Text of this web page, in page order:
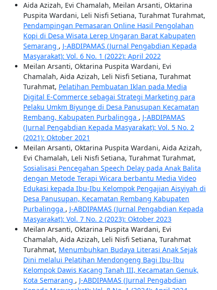
Aida Azizah, Evi Chamalah, Meilan Arsanti, Oktarina
Puspita Wardani, Leli Nisfi Setiana, Turahmat Turahmat,
Pendampingan Pemasaran Online Hasil Pengolahan
Kopi di Desa Wisata Lerep Ungaran Barat Kabupaten
Semarang , J-ABDIPAMAS (Jurnal Pengabdian Kepada
Masyarakat): Vol. 6 No. 1 (2022): April 2022
Meilan Arsanti, Oktarina Puspita Wardani, Evi
Chamalah, Aida Azizah, Leli Nisfi Setiana, Turahmat
Turahmat, Pelatihan Pembuatan Iklan pada Media
Digital E-Commerce sebagai Strategi Marketing para
Pelaku Umkm Biyunge di Desa Panusupan Kecamatan
Rembang, Kabupaten Purbalingga , J-ABDIPAMAS
(Jurnal Pengabdian Kepada Masyarakat): Vol. 5 No. 2
(2021): Oktober 2021
Meilan Arsanti, Oktarina Puspita Wardani, Aida Azizah,
Evi Chamalah, Leli Nisfi Setiana, Turahmat Turahmat,
Sosialisasi Pencegahan Speech Delay pada Anak Balita
dengan Metode Terapi Wicara berbantu Media Video
Edukasi kepada Ibu-Ibu Kelompok Pengajian Aisyiyah di
Desa Panusupan, Kecamatan Rembang Kabupaten
Purbalingga , J-ABDIPAMAS (Jurnal Pengabdian Kepada
Masyarakat): Vol. 7 No. 2 (2023): Oktober 2023
Meilan Arsanti, Oktarina Puspita Wardani, Evi
Chamalah, Aida Azizah, Leli Nisfi Setiana, Turahmat
Turahmat, Menumbuhkan Budaya Literasi Anak Sejak
Dini melalui Pelatihan Mendongeng Bagi Ibu-Ibu
Kelompok Dawis Kacang Tanah III, Kecamatan Genuk,
Kota Semarang , J-ABDIPAMAS (Jurnal Pengabdian